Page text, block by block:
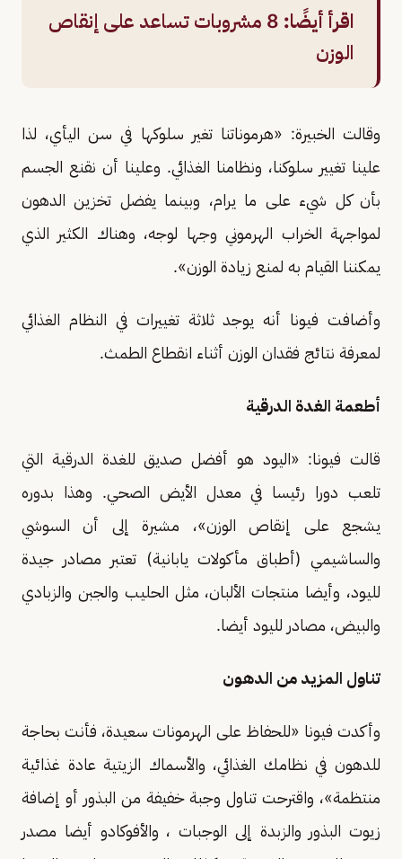
اقرأ أيضًا:
8 مشروبات تساعد على إنقاص
الوزن
وقالت الخبيرة: «هرموناتنا تغير سلوكها في سن اليأي، لذا
علينا تغيير سلوكنا، ونظامنا الغذائي. وعلينا أن نقنع الجسم
بأن كل شيء على ما يرام، وبينما يفضل تخزين الدهون
لمواجهة الخراب الهرموني وجها لوجه، وهناك الكثير الذي
يمكننا القيام به لمنع زيادة الوزن».
وأضافت فيونا أنه يوجد ثلاثة تغييرات في النظام الغذائي
لمعرفة نتائج فقدان الوزن أثناء انقطاع الطمث.
أطعمة الغدة الدرقية
قالت فيونا: «اليود هو أفضل صديق للغدة الدرقية التي
تلعب دورا رئيسا في معدل الأيض الصحي. وهذا بدوره
يشجع على إنقاص الوزن»، مشيرة إلى أن السوشي
والساشيمي (أطباق مأكولات يابانية) تعتبر مصادر جيدة
لليود، وأيضا منتجات الألبان، مثل الحليب والجبن والزبادي
والبيض، مصادر لليود أيضا.
تناول المزيد من الدهون
وأكدت فيونا «للحفاظ على الهرمونات سعيدة، فأنت بحاجة
للدهون في نظامك الغذائي، والأسماك الزيتية عادة غذائية
منتظمة»، واقترحت تناول وجبة خفيفة من البذور أو إضافة
زيوت البذور والزبدة إلى الوجبات ، والأفوكادو أيضا مصدر